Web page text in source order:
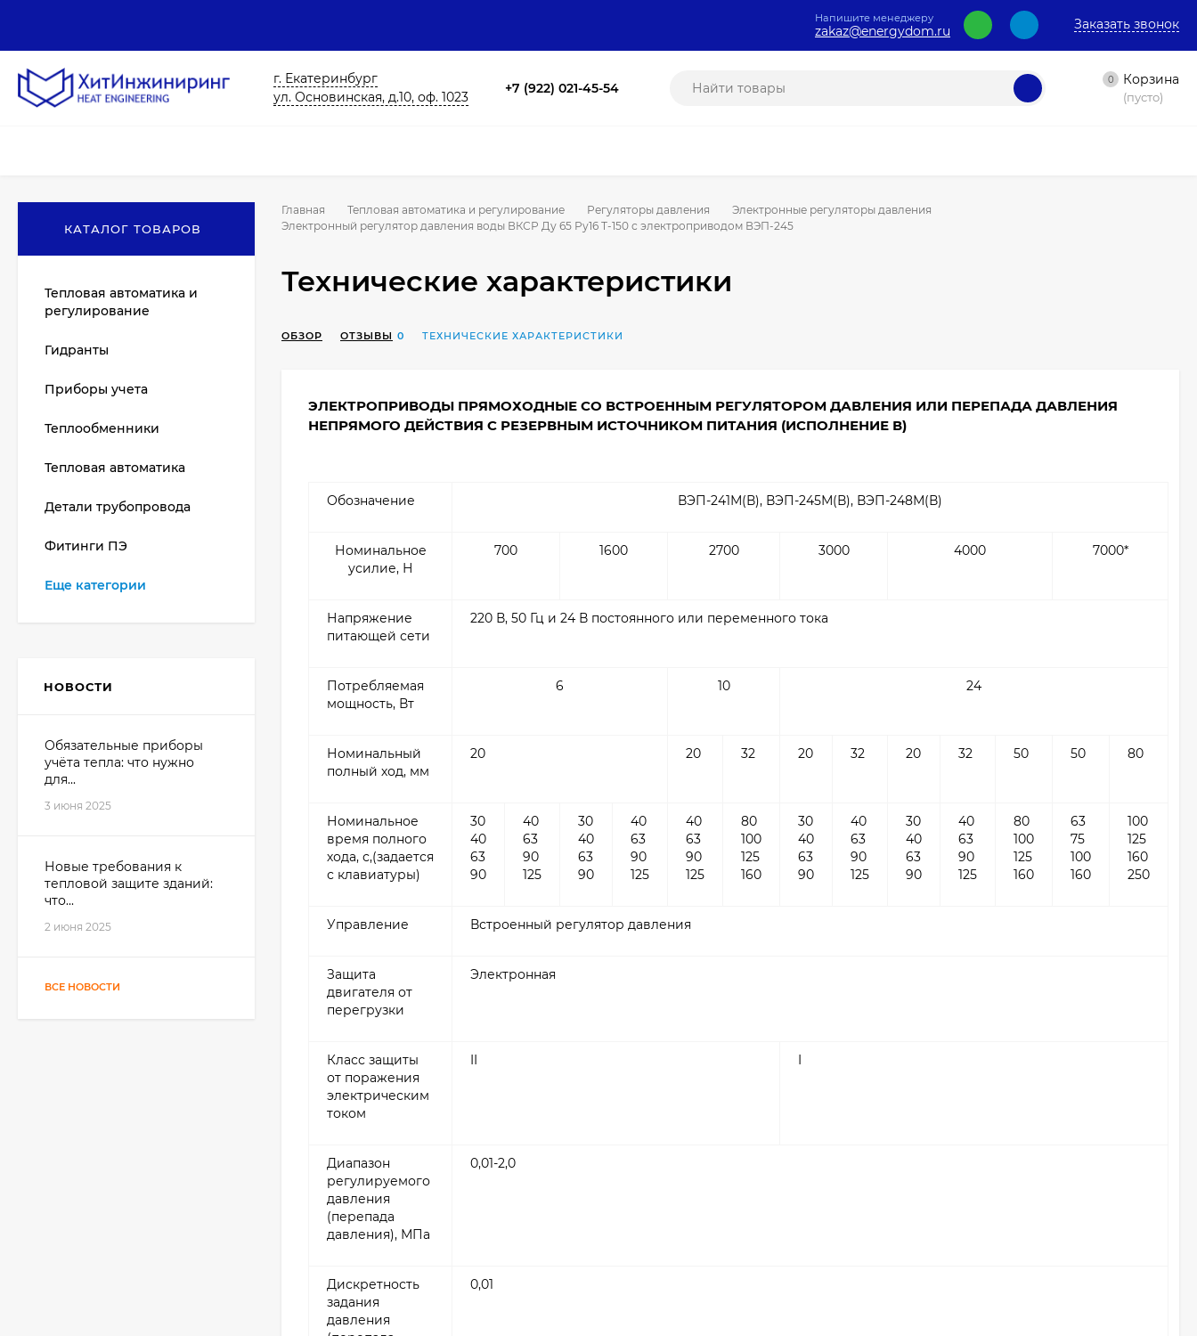
Напишите менеджеру
zakaz@energydom.ru Заказать звонок
г. Екатеринбург
ул. Основинская, д.10, оф. 1023
+7 (922) 021-45-54 0 Корзина
(пусто)
Главная Тепловая автоматика и регулирование Регуляторы давления
Электронные регуляторы давления
Электронный регулятор давления воды ВКСР Ду 65 Ру16 Т-150 с электроприводом ВЭП-245
Технические характеристики
ОБЗОР ОТЗЫВЫ 0 ТЕХНИЧЕСКИЕ ХАРАКТЕРИСТИКИ
ЭЛЕКТРОПРИВОДЫ ПРЯМОХОДНЫЕ СО ВСТРОЕННЫМ РЕГУЛЯТОРОМ ДАВЛЕНИЯ ИЛИ ПЕРЕПАДА ДАВЛЕНИЯ
НЕПРЯМОГО ДЕЙСТВИЯ С РЕЗЕРВНЫМ ИСТОЧНИКОМ ПИТАНИЯ (ИСПОЛНЕНИЕ В)
Обозначение ВЭП-241М(В), ВЭП-245М(В), ВЭП-248М(В)
Номинальное
усилие, Н
700 1600 2700 3000 4000 7000*
Напряжение
питающей сети
220 В, 50 Гц и 24 В постоянного или переменного тока
Потребляемая
мощность, Вт
6 10 24
Номинальный
полный ход, мм
20 20 32 20 32 20 32 50 50 80
Номинальное
время полного
хода, с,(задается
с клавиатуры)
30
40
63
90
40
63
90
125
30
40
63
90
40
63
90
125
40
63
90
125
80
100
125
160
30
40
63
90
40
63
90
125
30
40
63
90
40
63
90
125
80
100
125
160
63
75
100
160
100
125
160
250
Управление Встроенный регулятор давления
Защита
двигателя от
перегрузки
Электронная
Класс защиты
от поражения
электрическим
током
II I
Диапазон
регулируемого
давления
(перепада
давления), МПа
0,01-2,0
Дискретность
задания
давления
0,01
КАТАЛОГ ТОВАРОВ
Тепловая автоматика и
регулирование
Гидранты
Приборы учета
Теплообменники
Тепловая автоматика
Детали трубопровода
Фитинги ПЭ
Еще категории
НОВОСТИ
Обязательные приборы
учёта тепла: что нужно
для...
3 июня 2025
Новые требования к
тепловой защите зданий:
что...
2 июня 2025
ВСЕ НОВОСТИ